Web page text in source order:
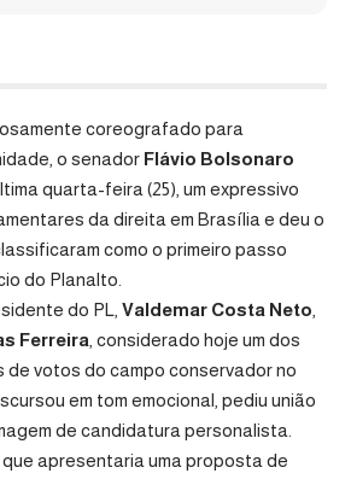
coreografado para
o senador Flávio Bolsonaro
quarta-feira (25), um expressivo
da direita em Brasília e deu o
como o primeiro passo
do Planalto.
do PL, Valdemar Costa Neto
Ferreira , considerado hoje um dos
de votos do campo conservador no
em tom emocional, pediu união
de candidatura personalista.
apresentaria uma proposta de